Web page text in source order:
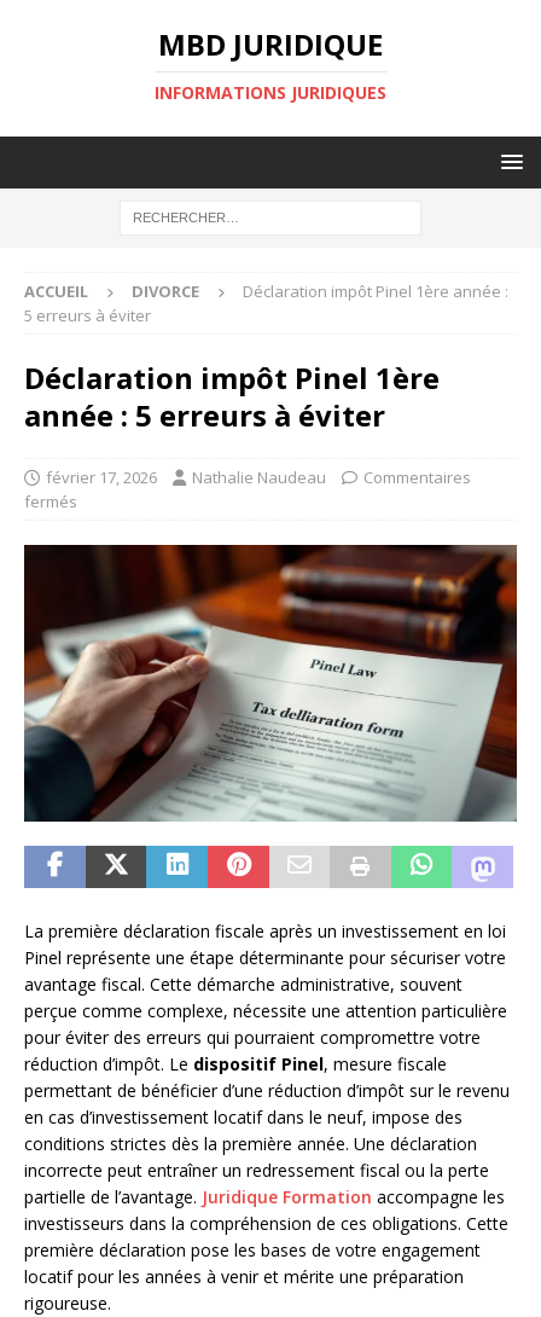
MBD JURIDIQUE
INFORMATIONS JURIDIQUES
ACCUEIL DIVORCE
Déclaration impôt Pinel 1ère année :
5 erreurs à éviter
Déclaration impôt Pinel 1ère
année : 5 erreurs à éviter
février 17, 2026 Nathalie Naudeau
Commentaires
fermés
La première déclaration fiscale après un investissement en loi
Pinel représente une étape déterminante pour sécuriser votre
avantage fiscal. Cette démarche administrative, souvent
perçue comme complexe, nécessite une attention particulière
pour éviter des erreurs qui pourraient compromettre votre
réduction d’impôt. Le dispositif Pinel, mesure fiscale
permettant de bénéficier d’une réduction d’impôt sur le revenu
en cas d’investissement locatif dans le neuf, impose des
conditions strictes dès la première année. Une déclaration
incorrecte peut entraîner un redressement fiscal ou la perte
partielle de l’avantage. Juridique Formation accompagne les
investisseurs dans la compréhension de ces obligations. Cette
première déclaration pose les bases de votre engagement
locatif pour les années à venir et mérite une préparation
rigoureuse.